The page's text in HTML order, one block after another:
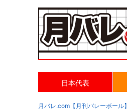
日本代表
月バレ.com【月刊バレーボール】